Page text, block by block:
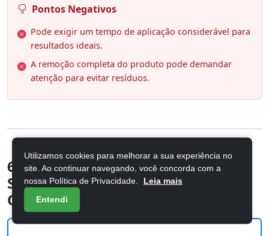
Pontos Negativos
Pode exigir um tempo de aplicação considerável para
resultados ideais.
A remoção completa do produto pode demandar
atenção para evitar resíduos.
6. L'Oréal Paris Elseve Liso dos
Sonhos Creme de Tratamento com
Queratina
Utilizamos cookies para melhorar a sua experiência no
site. Ao continuar navegando, você concorda com a
nossa Política de Privacidade.
Leia mais
Entendi